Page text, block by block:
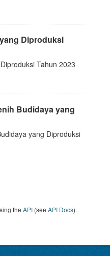
Diproduksi
Tahun 2023
Budidaya yang
yang Diproduksi
the API (see API Docs).